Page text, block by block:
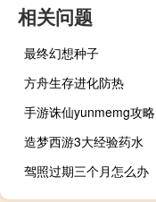
相关问题
最终幻想种子
方舟生存进化防热
手游诛仙yunmemg攻略
造梦西游3大经验药水
驾照过期三个月怎么办